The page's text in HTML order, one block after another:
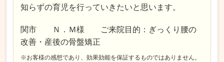
知らずの育児を行っていきたいと思います。
関市 Ｎ．Ｍ様 ご来院目的：ぎっくり腰の
改善・産後の骨盤矯正
※お客様の感想であり、効果効能を保証するものではありません。